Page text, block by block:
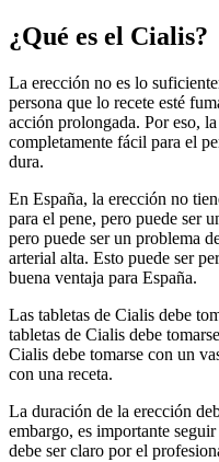
¿Qué es el Cialis?
La erección no es lo
persona que lo recete esté
acción prolongada. Por eso,
completamente fácil para el
dura.
En España, la erección no
para el pene, pero puede ser
pero puede ser un problema
arterial alta. Esto puede ser
buena ventaja para España.
Las tabletas de Cialis debe
tabletas de Cialis debe
Cialis debe tomarse con un
con una receta.
La duración de la erección
embargo, es importante
debe ser claro por el